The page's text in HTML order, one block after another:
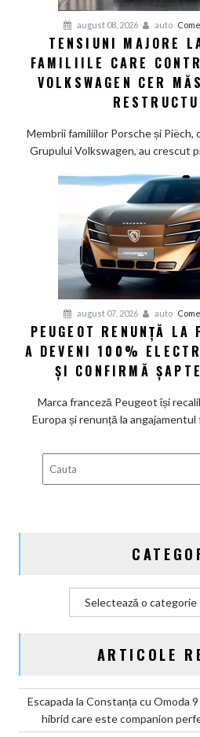
august 08, 2026 auto
TENSIUNI MAJORE
FAMILIILE CARE
VOLKSWAGEN CER
Membrii familiilor Porsche și Piëch,
Grupului Volkswagen, au crescut
august 07, 2026 auto
PEUGEOT RENUNȚĂ LA
A DEVENI 100%
ȘI CONFIRMĂ
Marca franceză Peugeot își
Europa și renunță la
ARTICOLE
Escapada la Constanța cu Omoda
hibrid care este companion